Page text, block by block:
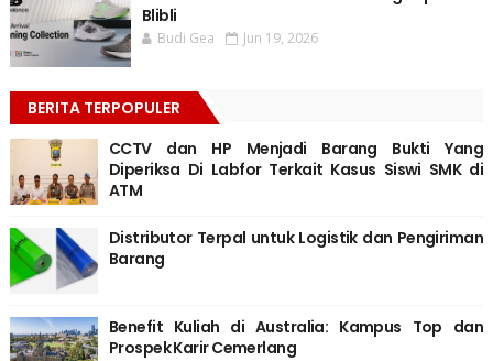
Blibli
Budi Gea Jun 19, 2026
BERITA TERPOPULER
CCTV dan HP Menjadi Barang Bukti Yang
Diperiksa Di Labfor Terkait Kasus Siswi SMK di
ATM
Distributor Terpal untuk Logistik dan Pengiriman
Barang
Benefit Kuliah di Australia: Kampus Top dan
Prospek Karir Cemerlang